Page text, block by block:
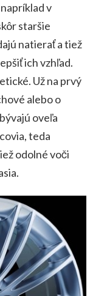
v
staršie
natierať a tiež
ich vzhľad.
Už na prvý
alebo o
oveľa
teda
odolné voči